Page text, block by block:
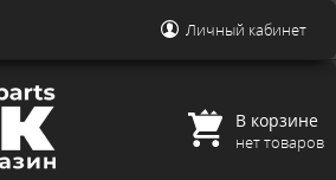
Личный кабинет
В корзине
нет товаров